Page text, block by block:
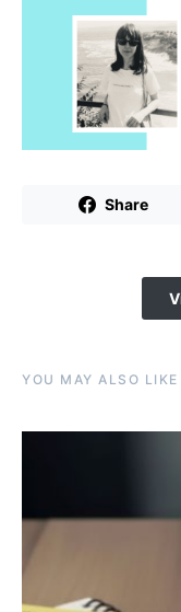
Share
YOU MAY ALSO LIKE